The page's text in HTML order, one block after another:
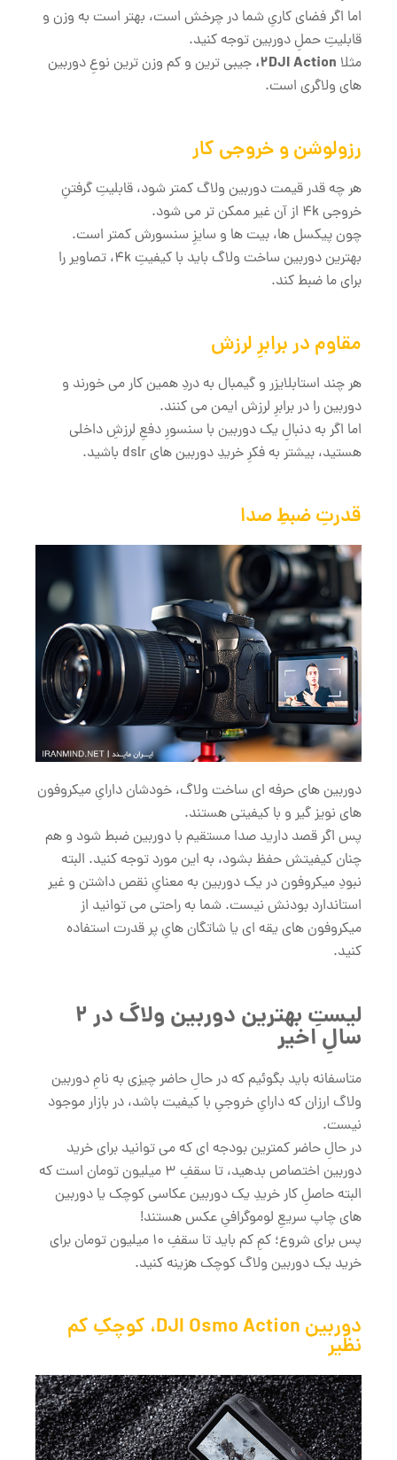
اما اگر فضای کاریِ شما در چرخش است، بهتر است به وزن و
قابلیتِ حملِ دوربین توجه کنید.
مثلا2DJI Action،جیبی ترین و کم وزن ترین نوعِ دوربین
های ولاگری است.
رزولوشن و خروجی کار
هر چه قدر قیمت دوربین ولاگ کمتر شود، قابلیتِ گرفتنِ
خروجی 4k از آن غیر ممکن تر می شود.
چون پیکسل ها، بیت ها و سایزِ سنسورش کمتر است.
بهترین دوربین ساخت ولاگ باید با کیفیتِ 4k، تصاویر را
برای ما ضبط کند.
مقاوم در برابرِ لرزش
هر چند استابلایزر و گیمبال به دردِ همین کار می خورند و
دوربین را در برابرِ لرزش ایمن می کنند.
اما اگر به دنبالِ یک دوربین با سنسورِ دفعِ لرزشِ داخلی
هستید، بیشتر به فکرِ خریدِ دوربین های dslr باشید.
قدرتِ ضبطِ صدا
دوربین های حرفه ای ساخت ولاگ، خودشان دارایِ میکروفون
های نویز گیر و با کیفیتی هستند.
پس اگر قصد دارید صدا مستقیم با دوربین ضبط شود و هم
چنان کیفیتش حفظ بشود، به این مورد توجه کنید. البته
نبودِ میکروفون در یک دوربین به معنایِ نقص داشتن و غیر
استاندارد بودنش نیست. شما به راحتی می توانید از
میکروفون های یقه ای یا شاتگان هایِ پر قدرت استفاده
کنید.
لیستِ بهترین دوربین ولاگ در 2
سالِ اخیر
متاسفانه باید بگوئیم که در حالِ حاضر چیزی به نامِ دوربین
ولاگ ارزان که دارایِ خروجیِ با کیفیت باشد، در بازار موجود
نیست.
در حالِ حاضر کمترین بودجه ای که می توانید برای خرید
دوربین اختصاص بدهید، تا سقفِ 3 میلیون تومان است که
البته حاصلِ کار خریدِ یک دوربین عکاسی کوچک یا دوربین
های چاپ سریعِ لوموگرافیِ عکس هستند!
پس برای شروع؛ کمِ کم باید تا سقفِ 10 میلیون تومان برای
خرید یک دوربین ولاگ کوچک هزینه کنید.
دوربین DJI Osmo Action، کوچکِ کم
نظیر